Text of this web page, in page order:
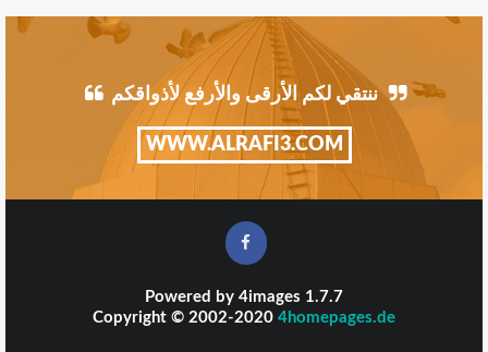
ننتقي لكم الأرقى والأرفع لأذواقكم
WWW.ALRAFI3.COM
Powered by 4images 1.7.7
Copyright © 2002-2020 4homepages.de